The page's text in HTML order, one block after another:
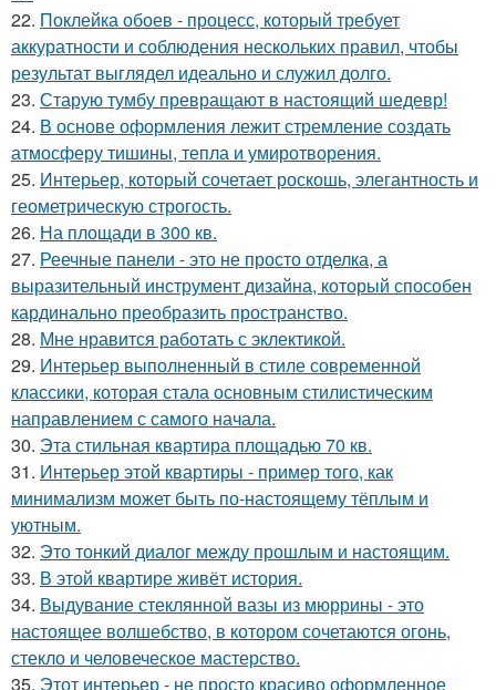
22. Поклейка обоев - процесс, который требует
аккуратности и соблюдения нескольких правил, чтобы
результат выглядел идеально и служил долго.
23. Старую тумбу превращают в настоящий шедевр!
24. В основе оформления лежит стремление создать
атмосферу тишины, тепла и умиротворения.
25. Интерьер, который сочетает роскошь, элегантность и
геометрическую строгость.
26. На площади в 300 кв.
27. Реечные панели - это не просто отделка, а
выразительный инструмент дизайна, который способен
кардинально преобразить пространство.
28. Мне нравится работать с эклектикой.
29. Интерьер выполненный в стиле современной
классики, которая стала основным стилистическим
направлением с самого начала.
30. Эта стильная квартира площадью 70 кв.
31. Интерьер этой квартиры - пример того, как
минимализм может быть по-настоящему тёплым и
уютным.
32. Это тонкий диалог между прошлым и настоящим.
33. В этой квартире живёт история.
34. Выдувание стеклянной вазы из мюррины - это
настоящее волшебство, в котором сочетаются огонь,
стекло и человеческое мастерство.
35. Этот интерьер - не просто красиво оформленное